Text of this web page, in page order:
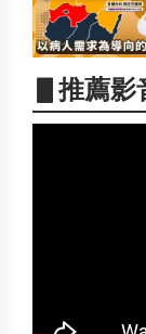
▋推薦影